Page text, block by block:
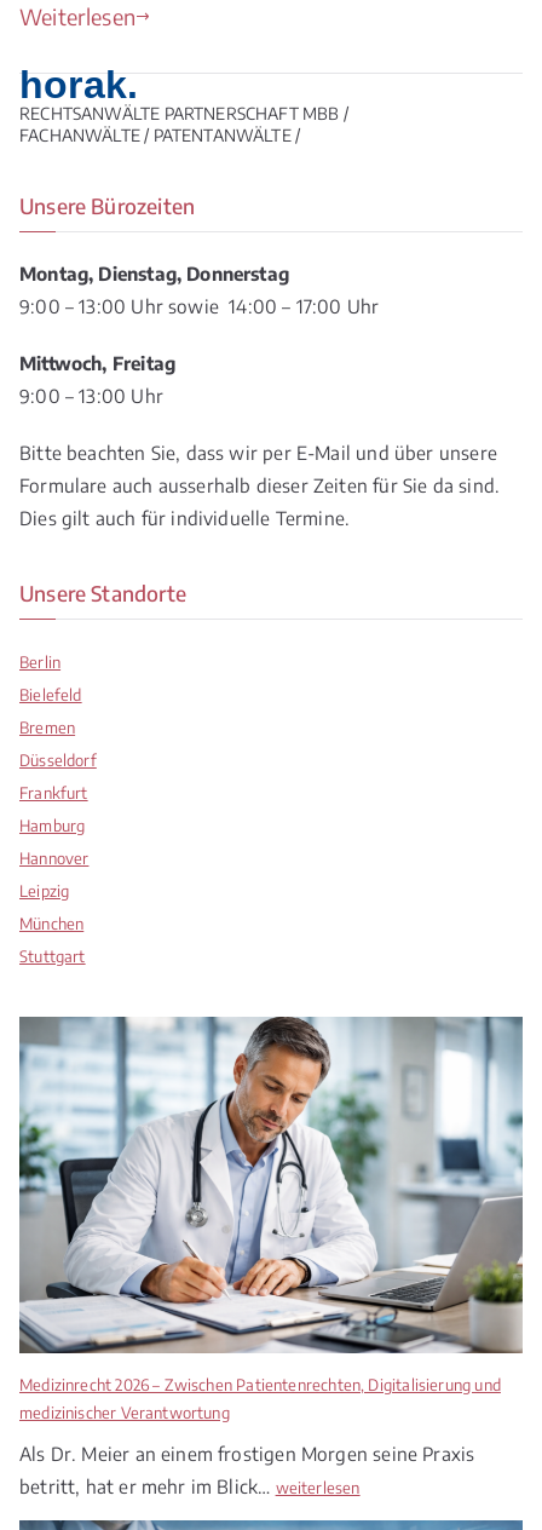
Weiterlesen
horak.
RECHTSANWÄLTE PARTNERSCHAFT MBB /
FACHANWÄLTE / PATENTANWÄLTE /
Unsere Bürozeiten
Montag, Dienstag, Donnerstag
9:00 – 13:00 Uhr sowie 14:00 – 17:00 Uhr
Mittwoch, Freitag
9:00 – 13:00 Uhr
Bitte beachten Sie, dass wir per E-Mail und über unsere
Formulare auch ausserhalb dieser Zeiten für Sie da sind.
Dies gilt auch für individuelle Termine.
Unsere Standorte
Berlin
Bielefeld
Bremen
Düsseldorf
Frankfurt
Hamburg
Hannover
Leipzig
München
Stuttgart
Medizinrecht 2026 – Zwischen Patientenrechten, Digitalisierung und
medizinischer Verantwortung
Als Dr. Meier an einem frostigen Morgen seine Praxis
betritt, hat er mehr im Blick…
M
weiterlesen